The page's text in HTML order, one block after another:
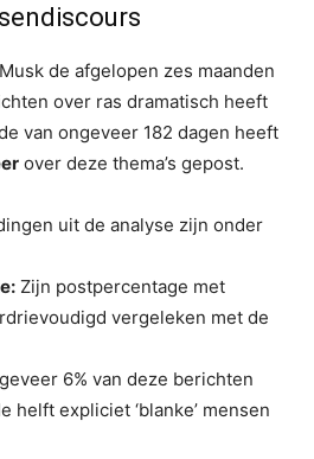
de afgelopen zes maanden
over ras dramatisch heeft
van ongeveer 182 dagen heeft
over deze thema’s gepost.
uit de analyse zijn onder
Zijn postpercentage met
vergeleken met de
6% van deze berichten
helft expliciet ‘blanke’ mensen